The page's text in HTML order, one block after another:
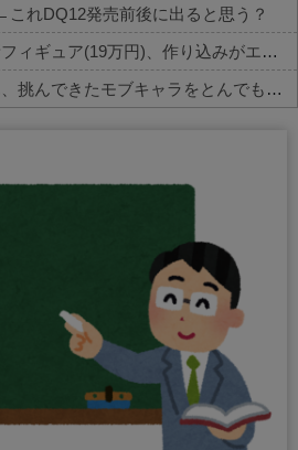
これDQ12発売前後に出ると思う？
【画像】 キャミイの最新フィギュア(19万円)、作り込みがエグすぎるｗｗｗｗｗ
【画像】 範馬勇次郎さん、挑んできたモブキャラをとんでもない目に合わせてしまう